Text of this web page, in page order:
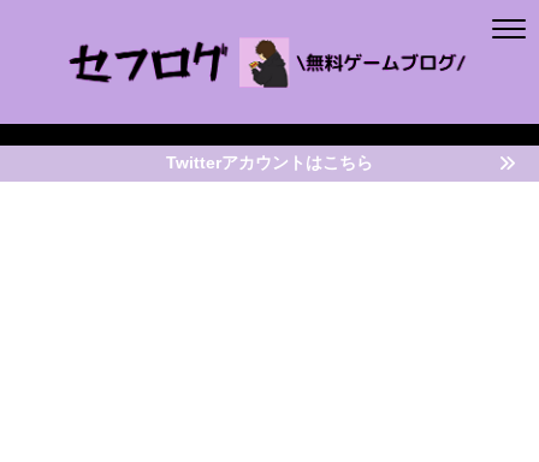
Twitterアカウントはこちら